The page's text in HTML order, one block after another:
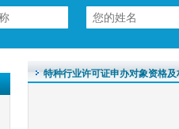
特种行业许可证申办对象资格及